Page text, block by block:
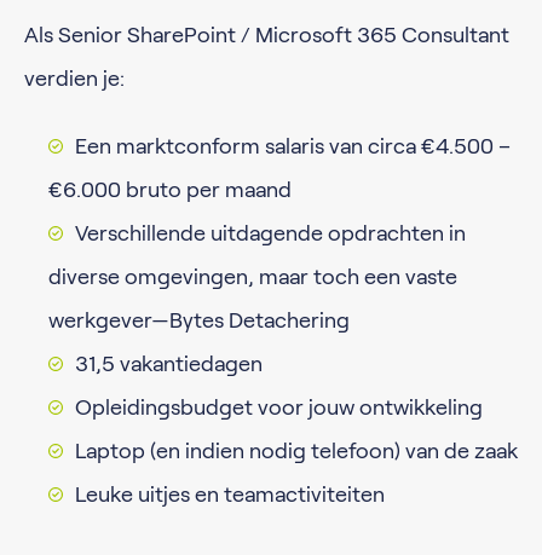
Als Senior SharePoint / Microsoft 365 Consultant
verdien je:
Een marktconform salaris van circa €4.500 –
€6.000 bruto per maand
Verschillende uitdagende opdrachten in
diverse omgevingen, maar toch een vaste
werkgever—Bytes Detachering
31,5 vakantiedagen
Opleidingsbudget voor jouw ontwikkeling
Laptop (en indien nodig telefoon) van de zaak
Leuke uitjes en teamactiviteiten